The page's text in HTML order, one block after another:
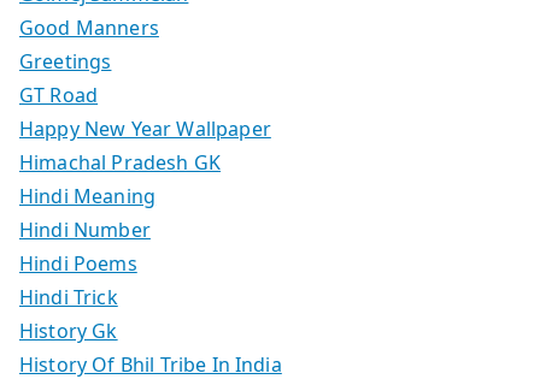
Good Manners
Greetings
GT Road
Happy New Year Wallpaper
Himachal Pradesh GK
Hindi Meaning
Hindi Number
Hindi Poems
Hindi Trick
History Gk
History Of Bhil Tribe In India